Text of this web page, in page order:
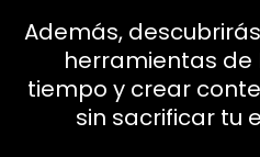
Además,
herramientas de
tiempo y crear
sin sacrificar tu